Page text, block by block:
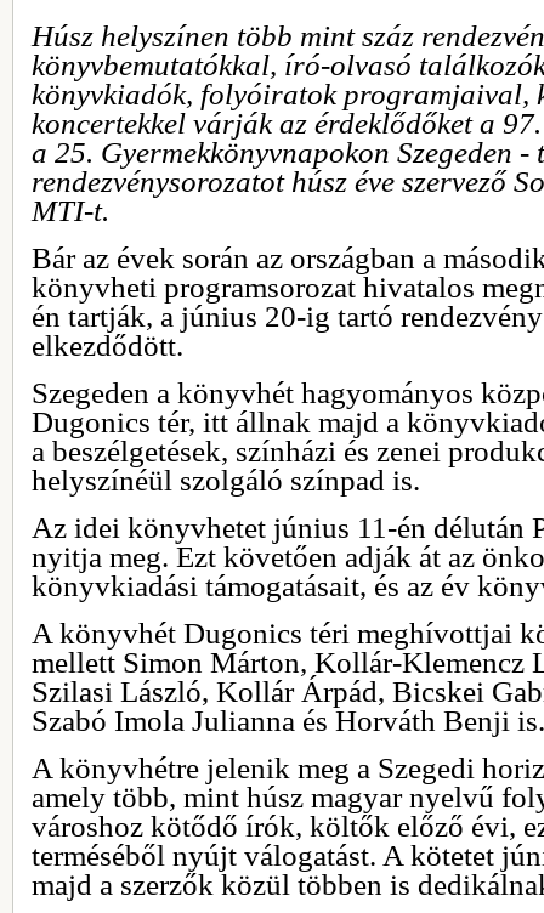
Húsz helyszínen több mint száz
könyvbemutatókkal, író-olvasó
könyvkiadók, folyóiratok programjaival,
koncertekkel várják az érdeklődőket a
a 25. Gyermekkönyvnapokon Szegeden -
rendezvénysorozatot húsz éve szervező
MTI-t.
Bár az évek során az országban a
könyvheti programsorozat hivatalos
én tartják, a június 20-ig tartó
elkezdődött.
Szegeden a könyvhét hagyományos
Dugonics tér, itt állnak majd a
a beszélgetések, színházi és zenei
helyszínéül szolgáló színpad is.
Az idei könyvhetet június 11-én délután
nyitja meg. Ezt követően adják át az
könyvkiadási támogatásait, és az év
A könyvhét Dugonics téri meghívottjai
mellett Simon Márton, Kollár-Klemencz
Szilasi László, Kollár Árpád, Bicskei
Szabó Imola Julianna és Horváth Benji is.
A könyvhétre jelenik meg a Szegedi
amely több, mint húsz magyar nyelvű
városhoz kötődő írók, költők előző évi,
terméséből nyújt válogatást. A kötetet
majd a szerzők közül többen is